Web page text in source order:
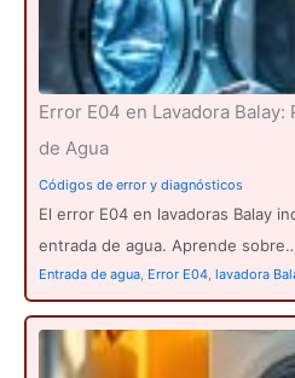
Error E04 en Lavadora
de Agua
Códigos de error y diagnósticos
El error E04 en lavadoras Balay
entrada de agua. Aprende
Entrada de agua Error E04 lavadora